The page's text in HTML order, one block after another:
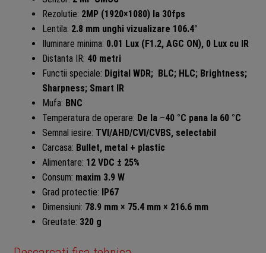
Rezolutie: 2MP (1920×1080) la 30fps
Lentila: 2.8 mm unghi vizualizare 106.4°
Iluminare minima: 0.01 Lux (F1.2, AGC ON), 0 Lux cu IR
Distanta IR: 40 metri
Functii speciale: Digital WDR; BLC; HLC; Brightness;
Sharpness; Smart IR
Mufa: BNC
Temperatura de operare: De la–40 °C pana la 60 °C
Semnal iesire: TVI/AHD/CVI/CVBS, selectabil
Carcasa: Bullet, metal + plastic
Alimentare: 12 VDC ± 25%
Consum: maxim 3.9 W
Grad protectie: IP67
Dimensiuni: 78.9 mm × 75.4 mm × 216.6 mm
Greutate: 320 g